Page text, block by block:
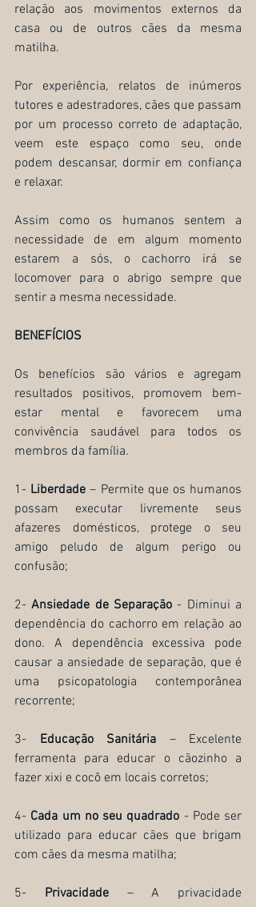
relação aos movimentos externos da
casa ou de outros cães da mesma
matilha.
Por experiência, relatos de inúmeros
tutores e adestradores, cães que passam
por um processo correto de adaptação,
veem este espaço como seu, onde
podem descansar, dormir em confiança
e relaxar.
Assim como os humanos sentem a
necessidade de em algum momento
estarem a sós, o cachorro irá se
locomover para o abrigo sempre que
sentir a mesma necessidade.
BENEFÍCIOS
Os benefícios são vários e agregam
resultados positivos, promovem bem-
estar mental e favorecem uma
convivência saudável para todos os
membros da família.
1- Liberdade – Permite que os humanos
possam executar livremente seus
afazeres domésticos, protege o seu
amigo peludo de algum perigo ou
confusão;
2- Ansiedade de Separação - Diminui a
dependência do cachorro em relação ao
dono. A dependência excessiva pode
causar a ansiedade de separação, que é
uma psicopatologia contemporânea
recorrente;
3- Educação Sanitária – Excelente
ferramenta para educar o cãozinho a
fazer xixi e cocô em locais corretos;
4- Cada um no seu quadrado - Pode ser
utilizado para educar cães que brigam
com cães da mesma matilha;
5- Privacidade – A privacidade